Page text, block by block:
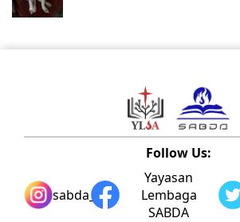
Follow Us:
sabda_ylsa
Yayasan
Lembaga
SABDA